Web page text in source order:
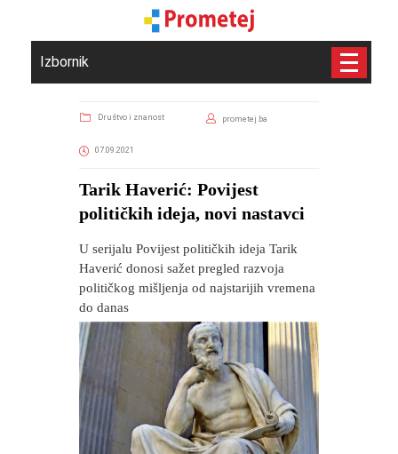
Izbornik
Društvo i znanost prometej.ba
07.09.2021
Tarik Haverić: Povijest
političkih ideja, novi nastavci
U serijalu Povijest političkih ideja Tarik
Haverić donosi sažet pregled razvoja
političkog mišljenja od najstarijih vremena
do danas